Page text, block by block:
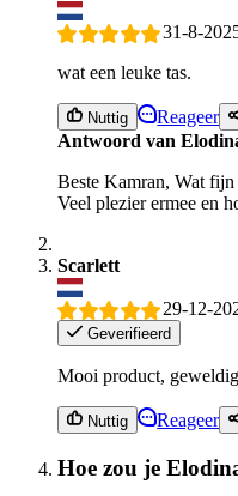
31-8-
wat een leuke tas.
Nuttig Reageer
Antwoord van
Beste Kamran, Wat
Veel plezier ermee en
Scarlett
29-12-
Geverifieerd
Mooi product,
Nuttig Reageer
Hoe zou je